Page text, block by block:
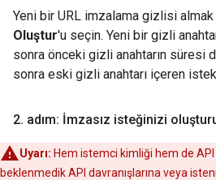
Yeni bir URL imzalama gizlisi
Oluştur'u seçin. Yeni bir gizli
sonra önceki gizli anahtarın süresi
sonra eski gizli anahtarı içeren
2. adım: İmzasız isteğinizi
Uyarı: Hem istemci kimliği hem de
beklenmedik API davranışlarına veya